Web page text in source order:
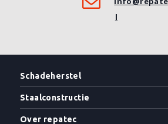
l
Schadeherstel
Staalconstructie
Over repatec